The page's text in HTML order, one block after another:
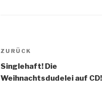
Vorheriger
Beitrag
ZURÜCK
Singlehaft! Die
Weihnachtsdudelei auf CD!